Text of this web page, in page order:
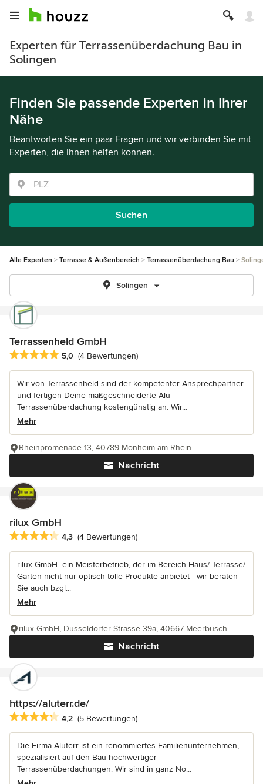
Experten für Terrassenüberdachung Bau in
Solingen
Finden Sie passende Experten in Ihrer
Nähe
Beantworten Sie ein paar Fragen und wir verbinden Sie mit
Experten, die Ihnen helfen können.
Suchen
Alle Experten Terrasse & Außenbereich Terrassenüberdachung Bau
Solingen
Terrassenheld GmbH
Durchschnittliche Bewertung: 5 von 5 Sternen
5,0 (4 Bewertungen)
Wir von Terrassenheld sind der kompetenter Ansprechpartner
und fertigen Deine maßgeschneiderte Alu
Terrassenüberdachung kostengünstig an. Wir...
Mehr
Nachricht
Rheinpromenade 13, 40789 Monheim am Rhein
rilux GmbH
Durchschnittliche Bewertung: 4.3 von 5 Sternen
4,3 (4 Bewertungen)
rilux GmbH- ein Meisterbetrieb, der im Bereich Haus/ Terrasse/
Garten nicht nur optisch tolle Produkte anbietet - wir beraten
Sie auch bzgl...
Mehr
Nachricht
rilux GmbH, Düsseldorfer Strasse 39a, 40667 Meerbusch
https://aluterr.de/
Durchschnittliche Bewertung: 4.2 von 5 Sternen
4,2 (5 Bewertungen)
Die Firma Aluterr ist ein renommiertes Familienunternehmen,
spezialisiert auf den Bau hochwertiger
Terrassenüberdachungen. Wir sind in ganz No...